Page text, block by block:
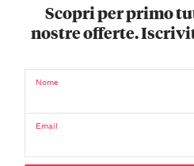
Scopri per primo
nostre offerte.
Nome
Email